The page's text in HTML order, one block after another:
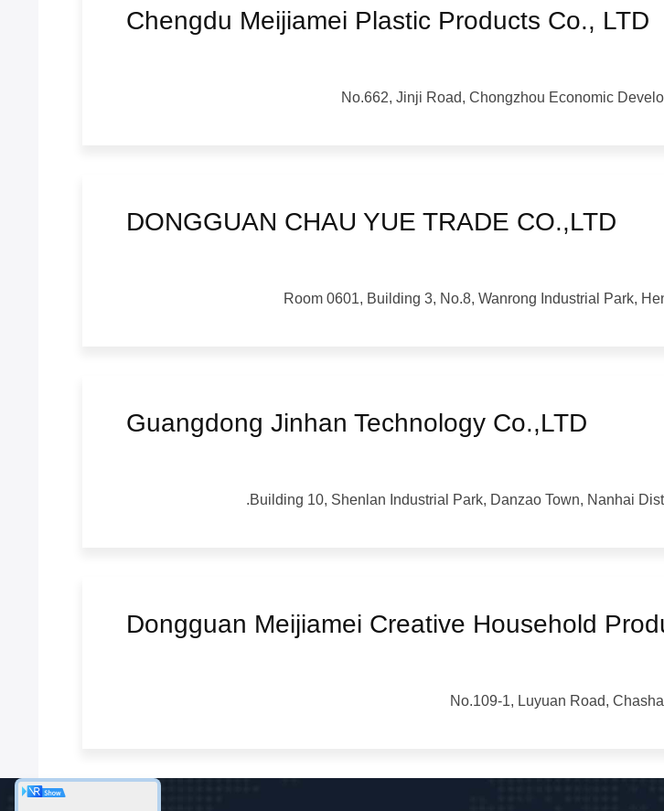
Chengdu Meijiamei Plastic Products Co., LTD
No.662, Jinji Road, Chongzhou Economic
DONGGUAN CHAU YUE TRADE CO.,LTD
Room 0601, Building 3, No.8, Wanrong Industrial Park,
Guangdong Jinhan Technology Co.,LTD
Building 10, Shenlan Industrial Park, Danzao Town, Nanhai
Dongguan Meijiamei Creative Household
No.109-1, Luyuan Road,